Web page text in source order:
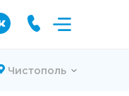
Чистополь